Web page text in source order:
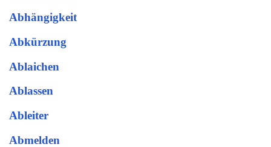
Abhängigkeit
Abkürzung
Ablaichen
Ablassen
Ableiter
Abmelden